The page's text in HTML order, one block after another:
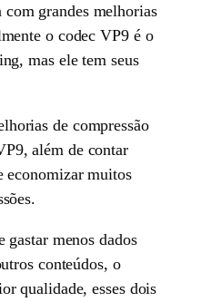
grandes melhorias
o codec VP9 é o
mas ele tem seus
de compressão
além de contar
economizar muitos
menos dados
conteúdos, o
qualidade, esses dois